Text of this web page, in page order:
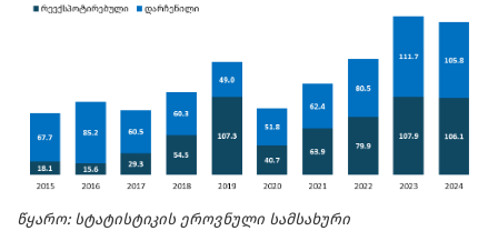
წყარო: სტატისტიკის ეროვნული სამსახური